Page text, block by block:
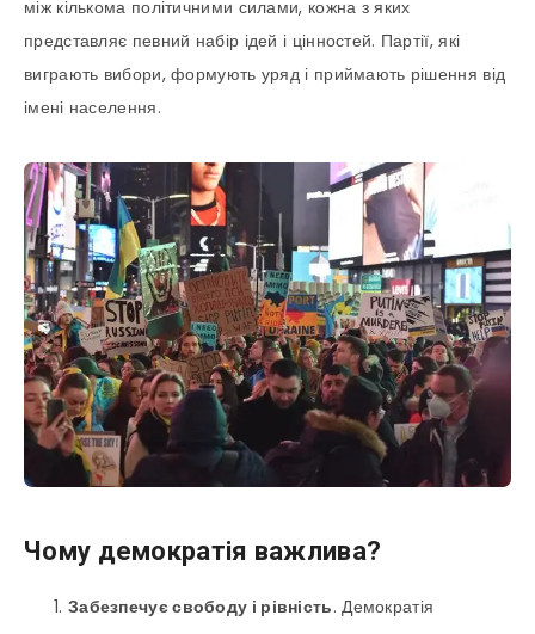
між кількома політичними силами, кожна з яких
представляє певний набір ідей і цінностей. Партії, які
виграють вибори, формують уряд і приймають рішення від
імені населення.
Чому демократія важлива?
Забезпечує свободу і рівність. Демократія